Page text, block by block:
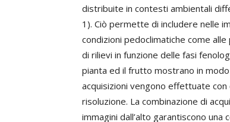
distribuite in contesti ambientali
1). Ciò permette di includere nelle
condizioni pedoclimatiche come
di rilievi in funzione delle fasi
pianta ed il frutto mostrano in
acquisizioni vengono effettuate
risoluzione. La combinazione di
immagini dall’alto garantiscono